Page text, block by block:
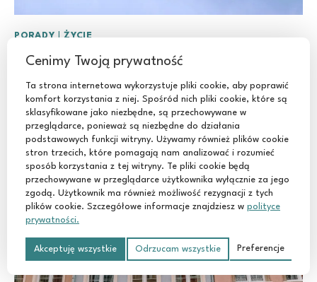
PORADY|ŻYCIE
MARZEC 2026 | NOTATKI Z ŻYCIA
Cenimy Twoją prywatność
Ta strona internetowa wykorzystuje pliki cookie, aby poprawić
komfort korzystania z niej. Spośród nich pliki cookie, które są
sklasyfikowane jako niezbędne, są przechowywane w
przeglądarce, ponieważ są niezbędne do działania
podstawowych funkcji witryny. Używamy również plików cookie
stron trzecich, które pomagają nam analizować i rozumieć
sposób korzystania z tej witryny. Te pliki cookie będą
przechowywane w przeglądarce użytkownika wyłącznie za jego
zgodą. Użytkownik ma również możliwość rezygnacji z tych
plików cookie. Szczegółowe informacje znajdziesz w polityce
prywatności.
Akceptuję wszystkie Odrzucam wszystkie Preferencje